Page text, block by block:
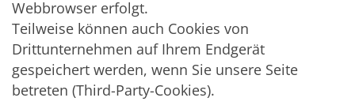
Webbrowser erfolgt.
Teilweise können auch Cookies von
Drittunternehmen auf Ihrem Endgerät
gespeichert werden, wenn Sie unsere Seite
betreten (Third-Party-Cookies).